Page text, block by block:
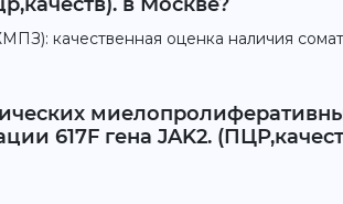
качественная оценка наличия
617F гена JAK2.